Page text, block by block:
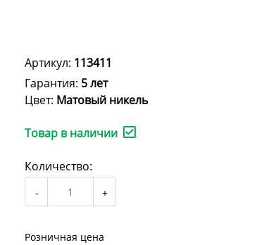
Артикул: 113411
Гарантия: 5 лет
Цвет: Матовый никель
Товар в наличии
Количество:
Розничная цена